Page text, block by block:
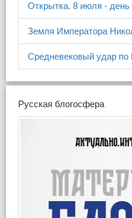
Открытка. 8 июля -
Земля Императора
Средневековый удар по
Русская блогосфера